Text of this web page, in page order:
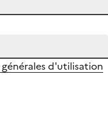
d'utilisation